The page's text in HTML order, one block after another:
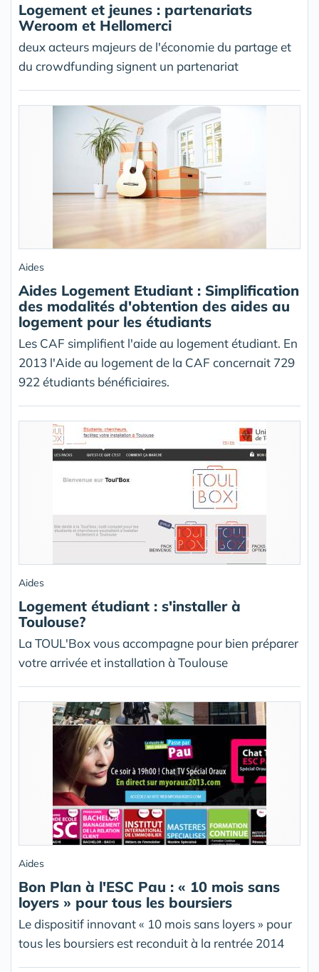
Logement et jeunes : partenariats
Weroom et Hellomerci
deux acteurs majeurs de l'économie du partage et
du crowdfunding signent un partenariat
Aides
Aides Logement Etudiant : Simplification
des modalités d'obtention des aides au
logement pour les étudiants
Les CAF simplifient l'aide au logement étudiant. En
2013 l'Aide au logement de la CAF concernait 729
922 étudiants bénéficiaires.
Aides
Logement étudiant : s'installer à
Toulouse?
La TOUL'Box vous accompagne pour bien préparer
votre arrivée et installation à Toulouse
Aides
Bon Plan à l'ESC Pau : « 10 mois sans
loyers » pour tous les boursiers
Le dispositif innovant « 10 mois sans loyers » pour
tous les boursiers est reconduit à la rentrée 2014